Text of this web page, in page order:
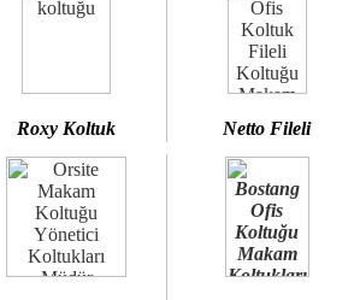
Roxy Koltuk Netto Fileli